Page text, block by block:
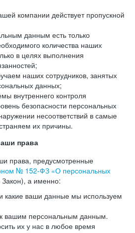
компании действует пропускной
данным есть только
количества наших
в целях выполнения
наших сотрудников, занятых
данных;
внутреннего контроля
безопасности персональных
несоответствий в самые
их причины.
права
права, предусмотренные
№ 152-ФЗ «О персональных
а именно:
какие ваши данные мы используем
вашим персональным данным.
их у нас в любое время